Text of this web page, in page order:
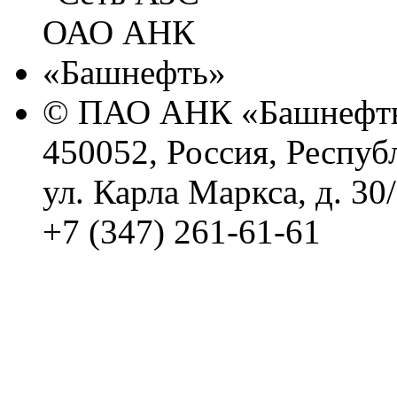
© ПАО АНК
450052, Россия,
ул. Карла Маркса, д.
+7 (347) 261-61-61